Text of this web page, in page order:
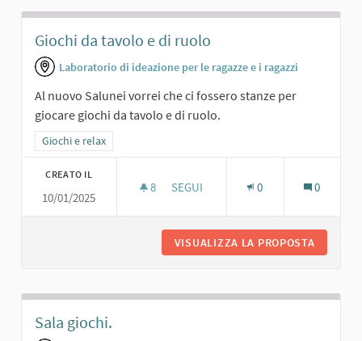
Giochi da tavolo e di ruolo
Laboratorio di ideazione per le ragazze e i ragazzi
Al nuovo Salunei vorrei che ci fossero stanze per
giocare giochi da tavolo e di ruolo.
Filtra i risultati per categoria: Giochi e relax
Giochi e relax
CREATO IL
10/01/2025
8 8 SOSTENITORI
SEGUI 0 0
VISUALIZZA LA PROPOSTA
Sala giochi.